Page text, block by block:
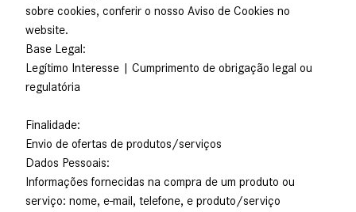
sobre cookies, conferir o nosso Aviso de Cookies no
website.
Base Legal:
Legítimo Interesse | Cumprimento de obrigação legal ou
regulatória
Finalidade:
Envio de ofertas de produtos/serviços
Dados Pessoais:
Informações fornecidas na compra de um produto ou
serviço: nome, e-mail, telefone, e produto/serviço